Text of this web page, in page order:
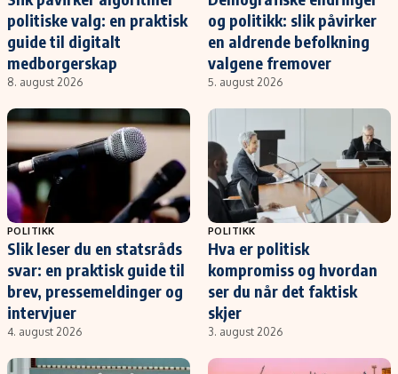
politiske valg: en praktisk
guide til digitalt
medborgerskap
8. august 2026
og politikk: slik påvirker
en aldrende befolkning
valgene fremover
5. august 2026
POLITIKK
Slik leser du en statsråds
svar: en praktisk guide til
brev, pressemeldinger og
intervjuer
4. august 2026
POLITIKK
Hva er politisk
kompromiss og hvordan
ser du når det faktisk
skjer
3. august 2026